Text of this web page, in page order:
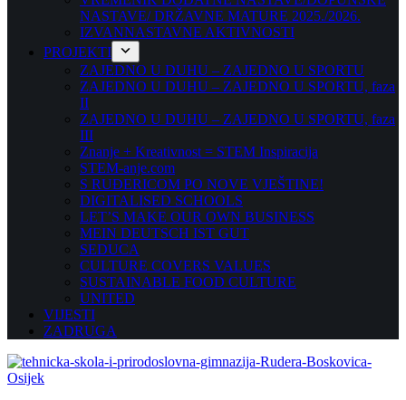
NASTAVE/ DRŽAVNE MATURE 2025./2026.
IZVANNASTAVNE AKTIVNOSTI
PROJEKTI
ZAJEDNO U DUHU – ZAJEDNO U SPORTU
ZAJEDNO U DUHU – ZAJEDNO U SPORTU, faza
II
ZAJEDNO U DUHU – ZAJEDNO U SPORTU, faza
III
Znanje + Kreativnost = STEM Inspiracija
STEM-anje.com
S RUĐERICOM PO NOVE VJEŠTINE!
DIGITALISED SCHOOLS
LET’S MAKE OUR OWN BUSINESS
MEIN DEUTSCH IST GUT
SEDUCA
CULTURE COVERS VALUES
SUSTAINABLE FOOD CULTURE
UNITED
VIJESTI
ZADRUGA